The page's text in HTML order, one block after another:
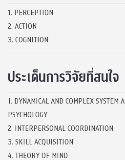
1. PERCEPTION
2. ACTION
3. COGNITION
ประเด็นการวิจัยที่สนใจ
1. DYNAMICAL AND COMPLEX SYSTEM
PSYCHOLOGY
2. INTERPERSONAL COORDINATION
3. SKILL ACQUISITION
4. THEORY OF MIND